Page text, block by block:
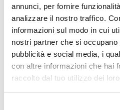
annunci, per fornire
analizzare il nostro traffico.
informazioni sul modo in cui
nostri partner che si occupano
pubblicità e social media, i
con altre informazioni che hai
raccolto dal tuo utilizzo dei
Centraline di controllo
centraline di
attuatori e
DOWNLOAD
MOTOPOMPE